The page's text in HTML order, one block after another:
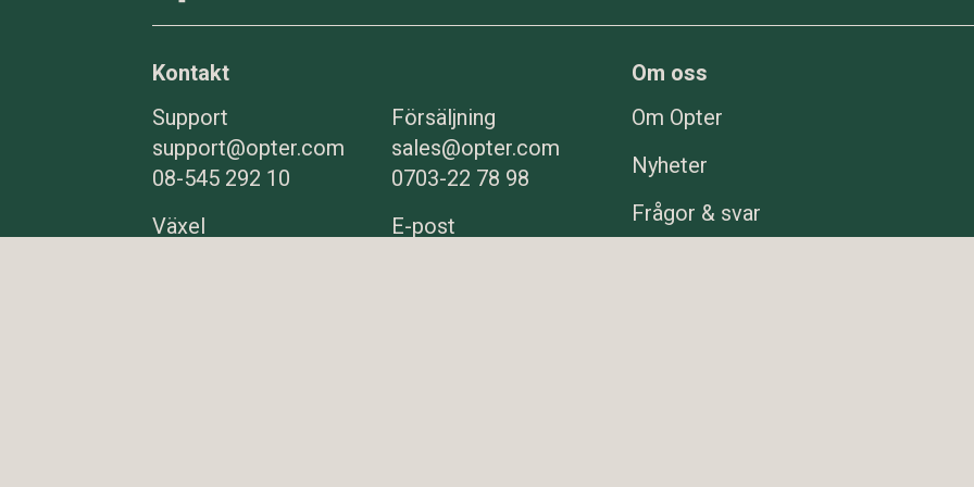
Kontakt
Support
support@opter.com
08-545 292 10
Försäljning
sales@opter.com
0703-22 78 98
Växel
E-post
Om oss
Om Opter
Nyheter
Frågor & svar